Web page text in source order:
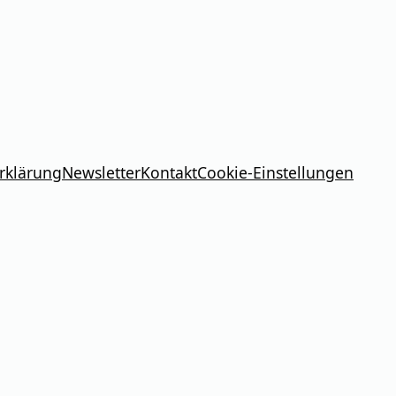
NewsletterKontaktCookie-Einstellungen